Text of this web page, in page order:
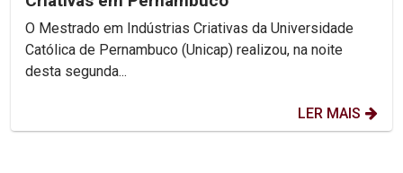
O Mestrado em Indústrias Criativas da Universidade
Católica de Pernambuco (Unicap) realizou, na noite
desta segunda...
LER MAIS